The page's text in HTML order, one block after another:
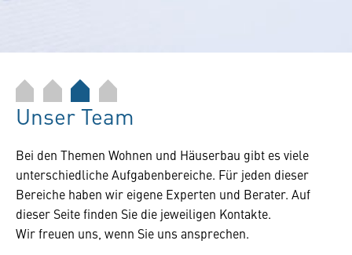
Unser Team
Bei den Themen Wohnen und Häuserbau gibt es viele
unterschiedliche Aufgabenbereiche. Für jeden dieser
Bereiche haben wir eigene Experten und Berater. Auf
dieser Seite finden Sie die jeweiligen Kontakte.
Wir freuen uns, wenn Sie uns ansprechen.